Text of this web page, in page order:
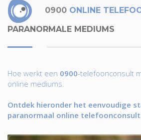
0900 ONLINE
PARANORMALE MEDIUMS
Hoe werkt een 0900-telefoonconsult
online mediums.
Ontdek hieronder het eenvoudige
paranormaal online